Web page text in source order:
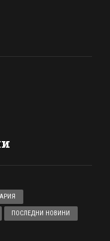
ПОСЛЕДНИ НОВИНИ